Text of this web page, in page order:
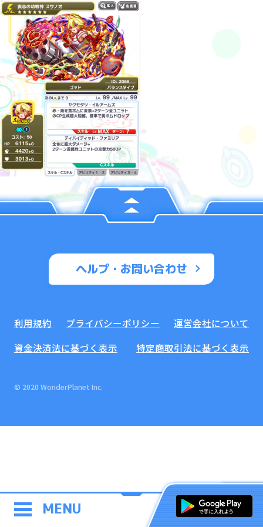
MENU
ヘルプ・お問い合わせ
利用規約 プライバシーポリシー
運営会社について
資金決済法に基づく表示
特定商取引法に基づく表示
© 2020 WonderPlanet Inc.